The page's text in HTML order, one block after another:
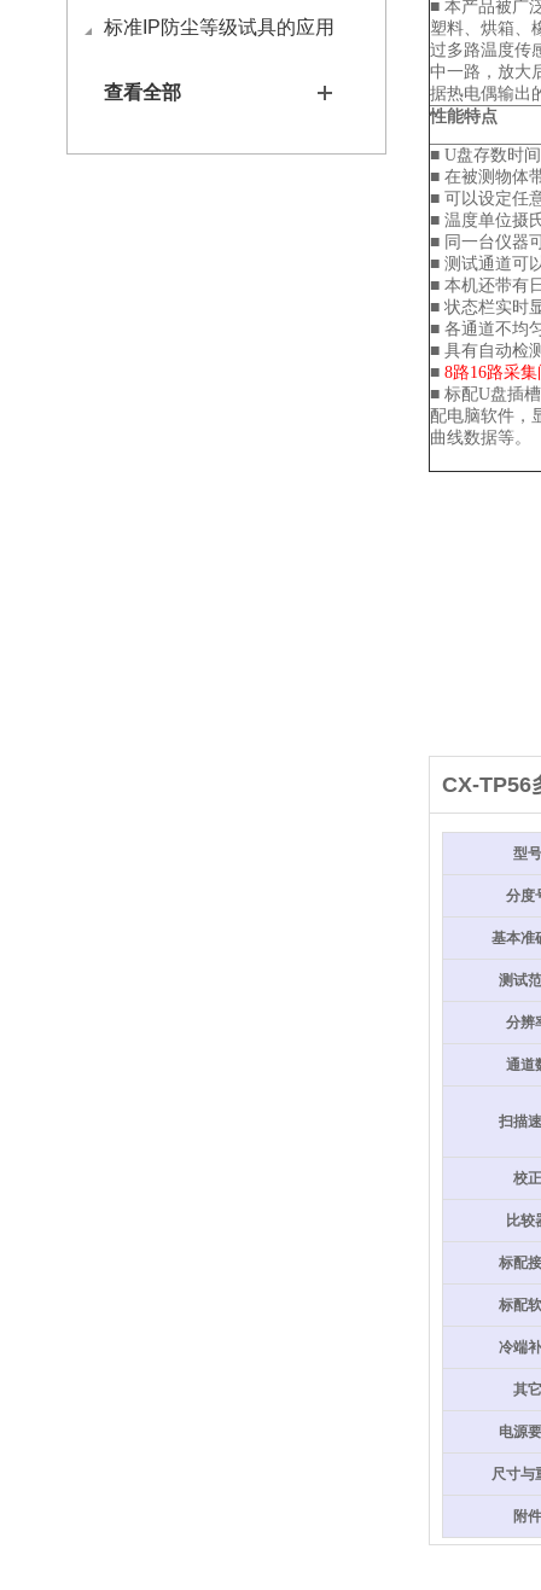
标准IP防尘等级试具的应用
查看全部
■ 本产品被广
塑料、烘箱、
过多路温度传
中一路，放大
据热电偶输出
性能特点
■ U盘存数时
■ 在被测物体
■ 可以设定任
■ 温度单位摄
■ 同一台仪器
■ 测试通道可
■ 本机还带有
■ 状态栏实时
■ 各通道不均
■ 具有自动检
■ 8路16路采
■ 标配U盘插
配电脑软件，
曲线数据等。
CX-TP56
型号
分度
基本准
测试
分辨
通道
扫描
校正
比较
标配
标配
冷端
其它
电源
尺寸与
附件